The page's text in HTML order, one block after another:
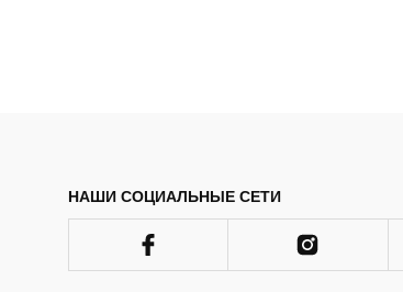
НАШИ СОЦИАЛЬНЫЕ СЕТИ